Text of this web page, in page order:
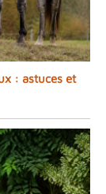
: astuces et